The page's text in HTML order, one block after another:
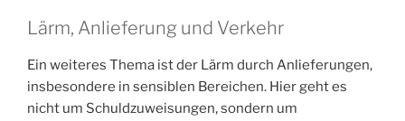
Lärm, Anlieferung und Verkehr
Ein weiteres Thema ist der Lärm durch Anlieferungen,
insbesondere in sensiblen Bereichen. Hier geht es
nicht um Schuldzuweisungen, sondern um